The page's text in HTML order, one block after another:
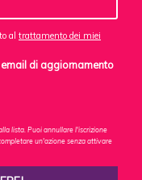
al trattamento dei miei
email di aggiornamento
lista. Puoi annullare l'iscrizione
un'azione senza attivare